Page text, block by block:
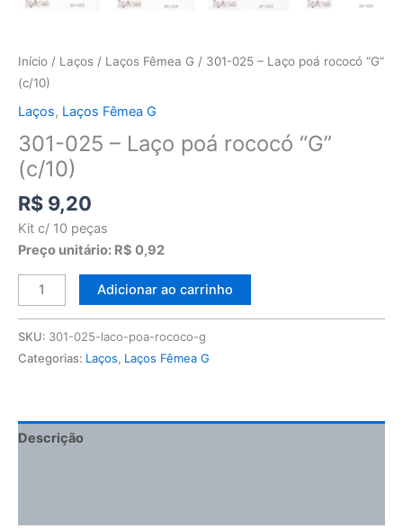
Início / Laços / Laços Fêmea G / 301-025 – Laço poá rococó “G”
(c/10)
Laços, Laços Fêmea G
301-025 – Laço poá rococó “G”
(c/10)
R$ 9,20
Kit c/ 10 peças
Preço unitário: R$ 0,92
Adicionar ao carrinho
SKU: 301-025-laco-poa-rococo-g
Categorias: Laços, Laços Fêmea G
Descrição